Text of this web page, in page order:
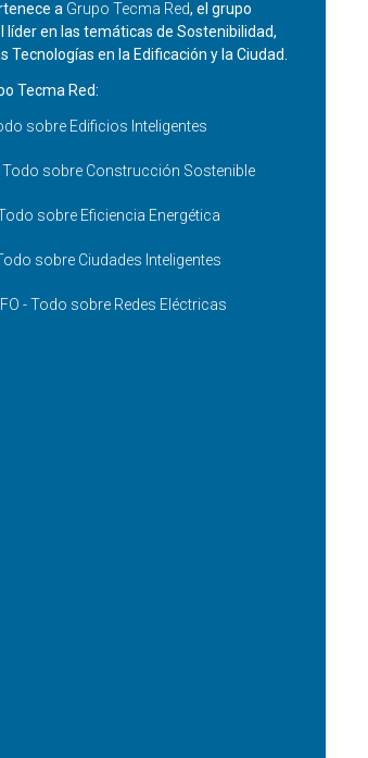
a Grupo Tecma Red, el grupo
líder en las temáticas de Sostenibilidad,
Tecnologías en la Edificación y la Ciudad.
Tecma Red:
sobre Edificios Inteligentes
Todo sobre Construcción Sostenible
Todo sobre Eficiencia Energética
sobre Ciudades Inteligentes
- Todo sobre Redes Eléctricas